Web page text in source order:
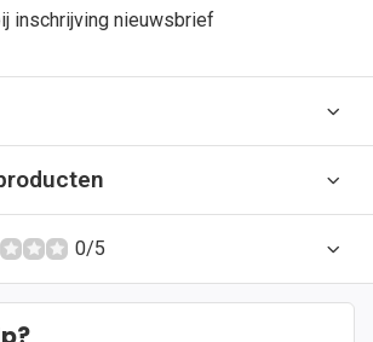
inschrijving nieuwsbrief
0/5